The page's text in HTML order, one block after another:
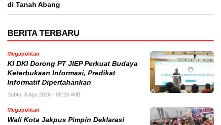
di Tanah Abang
BERITA TERBARU
Megapolitan
KI DKI Dorong PT JIEP Perkuat Budaya
Keterbukaan Informasi, Predikat
Informatif Dipertahankan
Sabtu, 8 Agu 2026 - 09:26 WIB
Megapolitan
Wali Kota Jakpus Pimpin Deklarasi